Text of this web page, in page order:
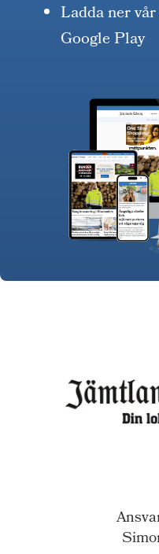
Ladda ner
Google Play